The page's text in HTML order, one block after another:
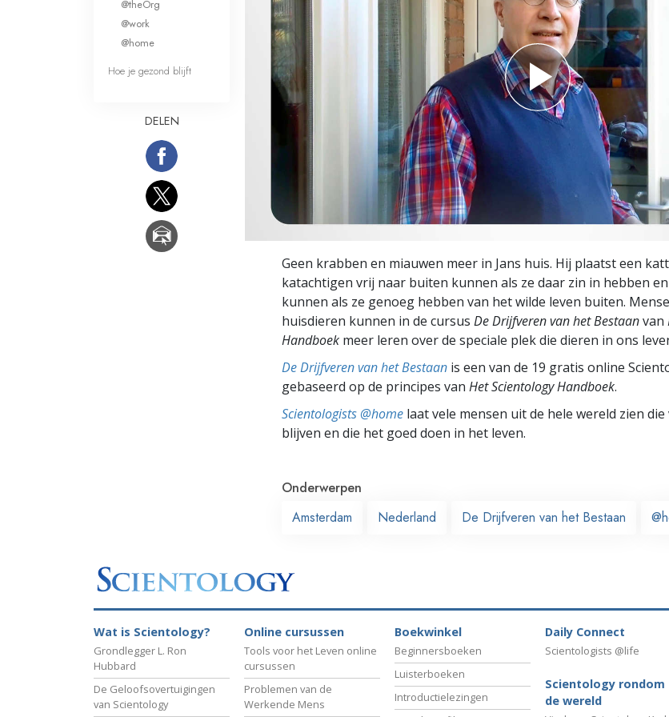
Wat is Grootheid?
Geen krabben en miauwen meer in Jans huis. Hij plaatst een
katachtigen vrij naar buiten kunnen als ze daar zin in hebben
kunnen als ze genoeg hebben van het wilde leven buiten.
huisdieren kunnen in de cursus De Drijfveren van het Bestaanvan
Handboek meer leren over de speciale plek die dieren in ons
De Drijfveren van het Bestaan is een van de 19 gratis online
gebaseerd op de principes van Het Scientology Handboek.
Scientologists @home laat vele mensen uit de hele wereld zien
blijven en die het goed doen in het leven.
Onderwerpen
Amsterdam
Nederland De Drijfveren van het Bestaan
@theOrg
@work
@home
Hoe je gezond blijft
DELEN
Wat is Scientology?
Grondlegger L. Ron
Hubbard
De Geloofsovertuigingen
van Scientology
Online cursussen
Tools voor het Leven online
cursussen
Problemen van de
Werkende Mens
Boekwinkel
Beginnersboeken
Luisterboeken
Introductielezingen
Daily Connect
Scientologists @life
Scientology rondom
de wereld